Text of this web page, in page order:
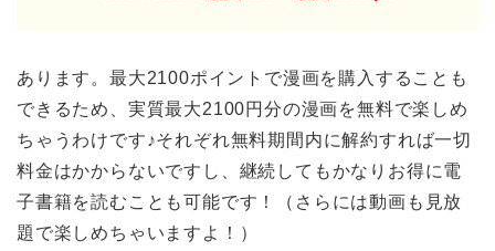
あります。最大2100ポイントで漫画を購入することも
できるため、実質最大2100円分の漫画を無料で楽しめ
ちゃうわけです♪それぞれ無料期間内に解約すれば一切
料金はかからないですし、継続してもかなりお得に電
子書籍を読むことも可能です！（さらには動画も見放
題で楽しめちゃいますよ！）